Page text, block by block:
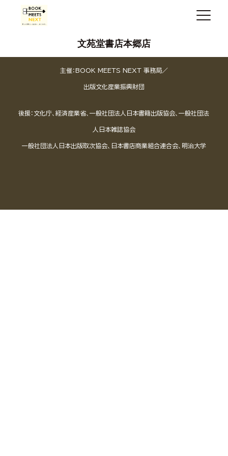
文苑堂書店本郷店
主催：BOOK MEETS NEXT 事務局／
出版文化産業振興財団
後援：文化庁、経済産業省、一般社団法人日本書籍出版協会、一般社団法
人日本雑誌協会
一般社団法人日本出版取次協会、日本書店商業組合連合会、明治大学